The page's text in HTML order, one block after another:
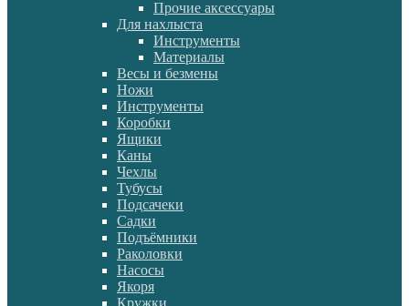
Прочие аксессуары
Для нахлыста
Инструменты
Материалы
Весы и безмены
Ножи
Инструменты
Коробки
Ящики
Каны
Чехлы
Тубусы
Подсачеки
Садки
Подъёмники
Раколовки
Насосы
Якоря
Кружки